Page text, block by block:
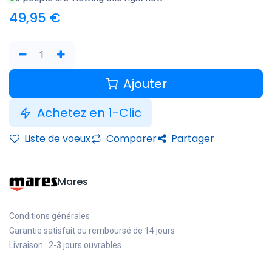
49,95 €
Ajouter
Achetez en 1-Clic
Liste de voeux Comparer Partager
Mares
Conditions générales
Garantie satisfait ou remboursé de 14 jours
Livraison : 2-3 jours ouvrables